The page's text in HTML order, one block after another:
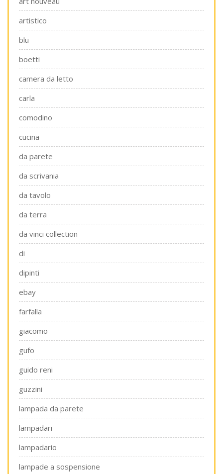
artistico
blu
boetti
camera da letto
carla
comodino
cucina
da parete
da scrivania
da tavolo
da terra
da vinci collection
di
dipinti
ebay
farfalla
giacomo
gufo
guido reni
guzzini
lampada da parete
lampadari
lampadario
lampade a sospensione